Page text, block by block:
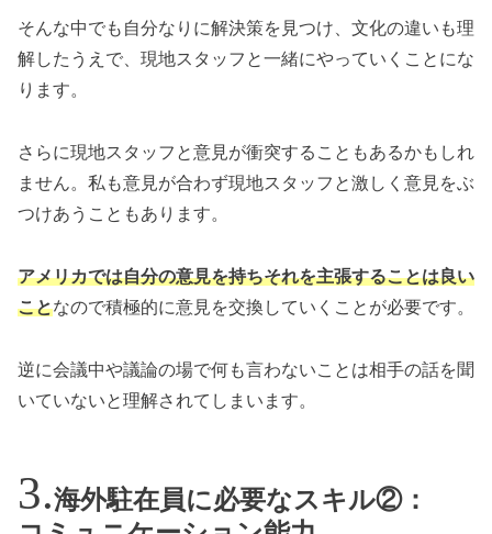
そんな中でも自分なりに解決策を見つけ、文化の違いも理
解したうえで、現地スタッフと一緒にやっていくことにな
ります。
さらに現地スタッフと意見が衝突することもあるかもしれ
ません。私も意見が合わず現地スタッフと激しく意見をぶ
つけあうこともあります。
アメリカでは自分の意見を持ちそれを主張することは良い
ことなので積極的に意見を交換していくことが必要です。
逆に会議中や議論の場で何も言わないことは相手の話を聞
いていないと理解されてしまいます。
海外駐在員に必要なスキル②：